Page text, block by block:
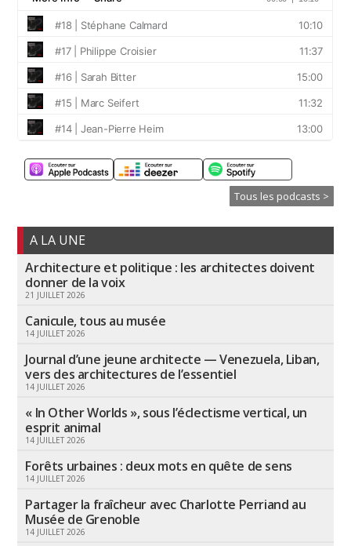
Tous les podcasts >
A LA UNE
Architecture et politique : les architectes doivent
donner de la voix
21 JUILLET 2026
Canicule, tous au musée
14 JUILLET 2026
Journal d’une jeune architecte — Venezuela, Liban,
vers des architectures de l’essentiel
14 JUILLET 2026
« In Other Worlds », sous l’éclectisme vertical, un
esprit animal
14 JUILLET 2026
Forêts urbaines : deux mots en quête de sens
14 JUILLET 2026
Partager la fraîcheur avec Charlotte Perriand au
Musée de Grenoble
14 JUILLET 2026